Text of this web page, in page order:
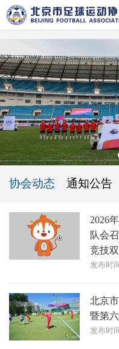
协会动态 通知公告
2026
队会
竞技
发布时
北京
暨第
发布时